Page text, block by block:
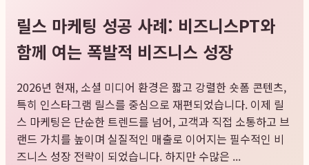
릴스 마케팅 성공 사례: 비즈니스PT와
함께 여는 폭발적 비즈니스 성장
2026년 현재, 소셜 미디어 환경은 짧고 강렬한 숏폼 콘텐츠,
특히 인스타그램 릴스를 중심으로 재편되었습니다. 이제 릴
스 마케팅은 단순한 트렌드를 넘어, 고객과 직접 소통하고 브
랜드 가치를 높이며 실질적인 매출로 이어지는 필수적인 비
즈니스 성장 전략이 되었습니다. 하지만 수많은 ...